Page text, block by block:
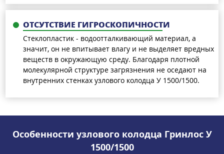
ОТСУТСТВИЕ ГИГРОСКОПИЧНОСТИ
Стеклопластик - водоотталкивающий материал, а
значит, он не впитывает влагу и не выделяет вредных
веществ в окружающую среду. Благодаря плотной
молекулярной структуре загрязнения не оседают на
внутренних стенках узлового колодца У 1500/1500.
Особенности узлового колодца Гринлос У
1500/1500